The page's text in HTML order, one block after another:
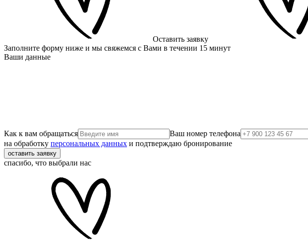
Оставить заявку
Заполните форму ниже и мы свяжемся с Вами в течении 15 минут
Ваши данные
Как к вам обращаться Ваш номер телефона
на обработку персональных данных и подтверждаю бронирование
оставить заявку
спасибо, что выбрали нас